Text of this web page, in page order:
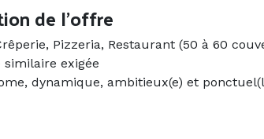
de l'offre
Pizzeria, Restaurant (50 à 60
similaire exigée
dynamique, ambitieux(e) et